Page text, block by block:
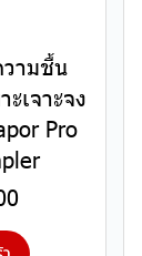
วามชื้น
เจาะจง
Pro